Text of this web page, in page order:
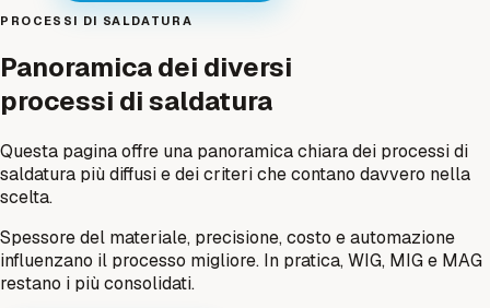
PROCESSI DI SALDATURA
Panoramica dei diversi
processi di saldatura
Questa pagina offre una panoramica chiara dei processi di
saldatura più diffusi e dei criteri che contano davvero nella
scelta.
Spessore del materiale, precisione, costo e automazione
influenzano il processo migliore. In pratica, WIG, MIG e MAG
restano i più consolidati.